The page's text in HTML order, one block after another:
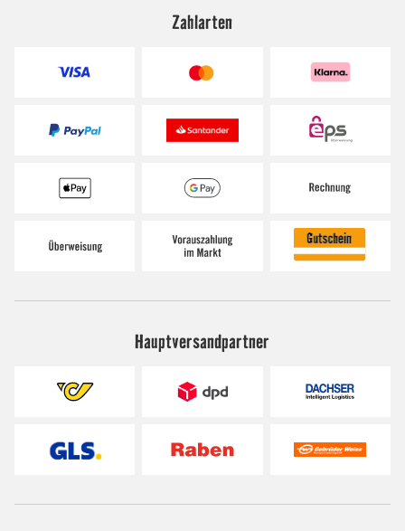
Zahlarten
Hauptversandpartner